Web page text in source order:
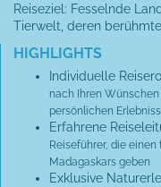
Reiseziel: Fesselnde
Tierwelt, deren
HIGHLIGHTS
Individuelle
nach Ihren
persönlichen
Erfahrene
Reiseführer, die
Madagaskars geben
Exklusive